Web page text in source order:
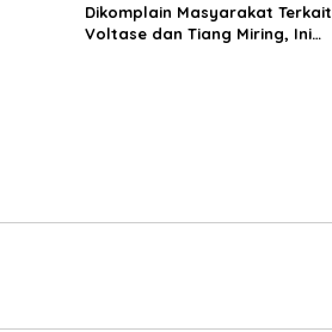
Dikomplain Masyarakat Terkait
Voltase dan Tiang Miring, Ini